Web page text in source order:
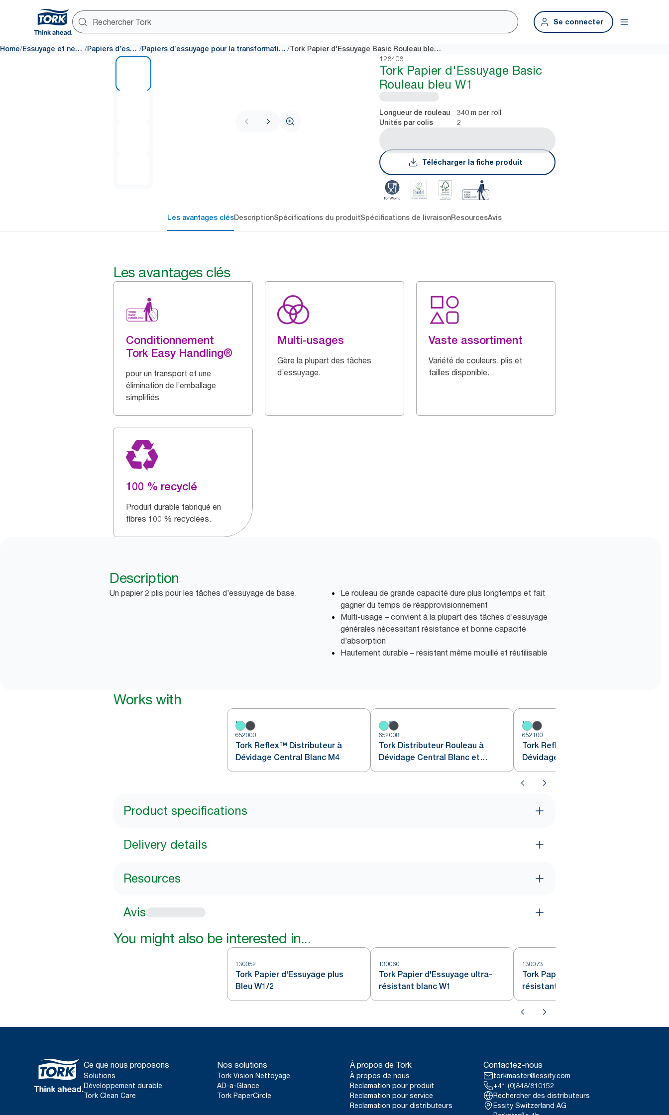
Se connecter
Home/ Essuyage et nettoyage / Papiers d’essuyage / Papiers d’essuyage pour la transformation alimentaire / Tork Papier d'Essuyage Basic Rouleau bleu W1
128408
Tork Papier d'Essuyage Basic
Rouleau bleu W1
Longueur de rouleau 340 m per roll
Unités par colis 2
Télécharger la fiche produit
Les avantages clésDescriptionSpécifications du produitSpécifications de livraisonResourcesAvis
Les avantages clés
Conditionnement
Tork Easy Handling®
pour un transport et une
élimination de l’emballage
simplifiés
Multi-usages
Gère la plupart des tâches
d’essuyage.
Vaste assortiment
Variété de couleurs, plis et
tailles disponible.
100 % recyclé
Produit durable fabriqué en
fibres 100 % recyclées.
Description
Un papier 2 plis pour les tâches d’essuyage de base.
Le rouleau de grande capacité dure plus longtemps et fait
gagner du temps de réapprovisionnement
Multi-usage – convient à la plupart des tâches d’essuyage
générales nécessitant résistance et bonne capacité
d’absorption
Hautement durable – résistant même mouillé et réutilisable
Works with
652000
Tork Reflex™ Distributeur à
Dévidage Central Blanc M4
652008
Tork Distributeur Rouleau à
Dévidage Central Blanc et
Turquoise W2
652100
Tork Reflex™ Distributeur à
Dévidage Central Blanc et
Turquoise M4
Product specifications
Delivery details
Resources
Avis
You might also be interested in...
130052
Tork Papier d'Essuyage plus
Bleu W1/2
130060
Tork Papier d'Essuyage ultra-
résistant blanc W1
130073
Tork Papier d’Essuyage ultra-
résistant bleu W1/2/3
Ce que nous proposons
Solutions
Développement durable
Tork Clean Care
Nos solutions
Tork Vision Nettoyage
AD-a-Glance
Tork PaperCircle
À propos de Tork
À propos de nous
Reclamation pour produit
Reclamation pour service
Reclamation pour distributeurs
Contactez-nous
torkmaster@essity.com
+41 (0)848/810152
Rechercher des distributeurs
Essity Switzerland AG